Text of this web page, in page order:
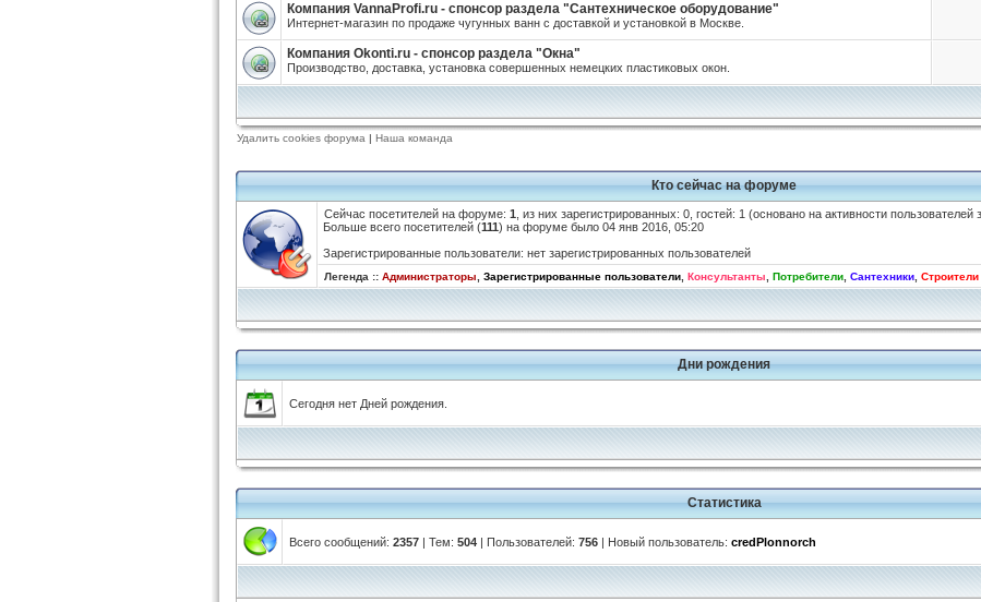
Компания VannaProfi.ru - спонсор раздела "Сантехническое оборудование"
Интернет-магазин по продаже чугунных ванн с доставкой и установкой в Москве.
Компания Okonti.ru - спонсор раздела "Окна"
Производство, доставка, установка совершенных немецких пластиковых окон.
Удалить cookies форума | Наша команда
Кто сейчас на форуме
Сейчас посетителей на форуме: 1 , из них зарегистрированных: 0, гостей: 1 (основано на активности
Больше всего посетителей (111) на форуме было 04 янв 2016, 05:20
Зарегистрированные пользователи: нет зарегистрированных пользователей
Легенда :: Администраторы Зарегистрированные пользователи Консультанты Потребители Сантехники Строители
Дни рождения
Сегодня нет Дней рождения.
Статистика
Всего сообщений: 2357 | Тем: 504 | Пользователей: 756 | Новый пользователь: credPlonnorch